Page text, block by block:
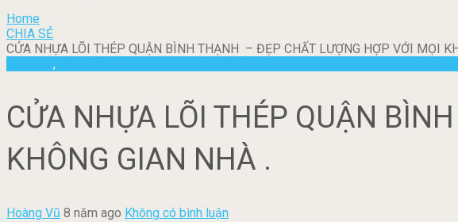
Home
CHIA SẺ
CỬA NHỰA LÕI THÉP QUẬN BÌNH THẠNH – ĐẸP CHẤT LƯỢNG HỢP VỚI MỌI
,
CỬA NHỰA LÕI THÉP QUẬN
KHÔNG GIAN NHÀ .
Hoàng Vũ 8 năm ago Không có bình luận